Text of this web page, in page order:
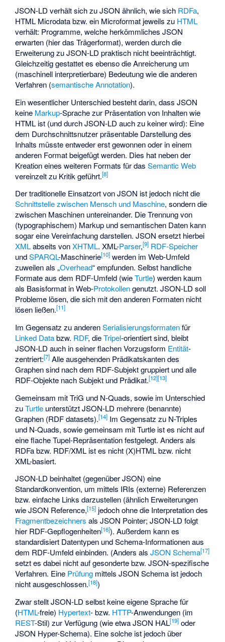
JSON-LD verhält sich zu JSON ähnlich, wie sich RDFa,
HTML Microdatabzw. ein Microformat jeweils zu HTML
verhält: Programme, welche herkömmliches JSON
erwarten (hier das Trägerformat), werden durch die
Erweiterung zu JSON-LD praktisch nicht beeinträchtigt.
Gleichzeitig gestattet es ebenso die Anreicherung um
(maschinell interpretierbare) Bedeutung wie die anderen
Verfahren (semantische Annotation).
Ein wesentlicher Unterschied besteht darin, dass JSON
keine Markup-Sprache zur Präsentation von Inhalten wie
HTML ist (und durch JSON-LD auch zu keiner wird): Eine
dem Durchschnittsnutzer präsentable Darstellung des
Inhalts müsste entweder erst gewonnen oder in einem
anderen Format beigefügt werden. Dies hat neben der
Kreation eines weiteren Formats für dasSemantic Web
vereinzelt zu Kritik geführt.[8]
Der traditionelle Einsatzort von JSON ist jedoch nicht die
Schnittstelle zwischen Mensch und Maschine, sondern die
zwischen Maschinen untereinander. Die Trennung von
(typographischem) Markup und semantischen Daten kann
sogar eine Vereinfachung darstellen. JSON ersetzt hierbei
XMLabseits vonXHTML. XML-Parser,[9] RDF-Speicher
undSPARQL-Maschinerie[10] werden im Web-Umfeld
zuweilen als „Overhead“ empfunden. Selbst handliche
Formate aus dem RDF-Umfeld (wieTurtle) werden kaum
als Basisformat in Web-Protokollengenutzt. JSON-LD soll
Probleme lösen, die sich mit den anderen Formaten nicht
lösen ließen.[11]
Im Gegensatz zu anderenSerialisierungsformatenfür
Linked Databzw. RDF, dieTripel-orientiert sind, bleibt
JSON-LD auch in seiner flachen Vorzugsform Entität-
zentriert:[7] Alle ausgehenden Prädikatskanten des
Graphen sind nach dem RDF-Subjekt gruppiert und alle
RDF-Objekte nach Subjekt und Prädikat.[12][13]
Gemeinsam mitTriG und N-Quads, sowie im Unterschied
zuTurtle unterstützt JSON-LD mehrere (benannte)
Graphen (RDF datasets).[14] Im Gegensatz zu N-Triples
und N-Quads, sowie gemeinsam mit Turtle ist es nicht auf
eine flache Tupel-Repräsentation festgelegt. Anders als
RDFa bzw. RDF/XML ist es nicht (X)HTML bzw. nicht
XML-basiert.
JSON-LD beinhaltet (gegenüber JSON) eine
Standardkonvention, um mittels IRIs (externe) Referenzen
bzw. einfache Links darzustellen (ähnlich Erweiterungen
wie JSON Reference,[15] jedoch ohne die Interpretation des
Fragmentbezeichners als JSON Pointer; JSON-LD folgt
hier RDF-Gepflogenheiten[16]). Außerdem kann es
standardisiert Datentypen und Schema-Informationen aus
dem RDF-Umfeld einbinden. (Anders alsJSON Schema[17]
setzt es dabei nicht auf gesonderte bzw. JSON-spezifische
Verfahren. Eine Prüfung mittels JSON Schema ist jedoch
nicht ausgeschlossen.[18])
Zwar stellt JSON-LD selbst keine eigene Sprache für
(HTML-freie) Hypertext- bzw. HTTP-Anwendungen (im
REST-Stil) zur Verfügung (wie etwa JSON HAL[19] oder
JSON Hyper-Schema). Eine solche ist jedoch über